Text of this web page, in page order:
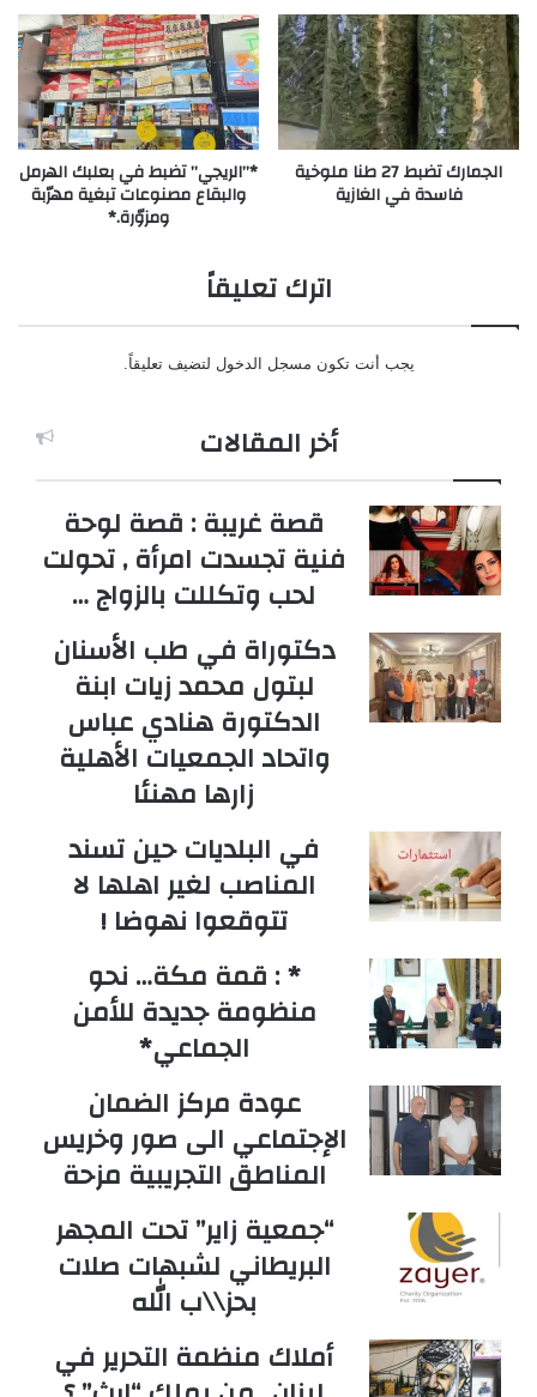
الجمارك تضبط 27 طنا ملوخية
فاسدة في الغازية
*”الريجي” تضبط في بعلبك الهرمل
والبقاع مصنوعات تبغية مهرّبة
ومزوّرة.*
اترك تعليقاً
يجب أنت تكون مسجل الدخول لتضيف تعليقاً.
أخر المقالات
قصة غريبة : قصة لوحة
فنية تجسدت امرأة , تحولت
لحب وتكللت بالزواج …
دكتوراة في طب الأسنان
لبتول محمد زيات ابنة
الدكتورة هنادي عباس
واتحاد الجمعيات الأهلية
زارها مهنئا
في البلديات حين تسند
المناصب لغير اهلها لا
تتوقعوا نهوضا !
* : قمة مكة… نحو
منظومة جديدة للأمن
الجماعي*
عودة مركز الضمان
الإجتماعي الى صور وخريس
المناطق التجريبية مزحة
“جمعية زاير” تحت المجهر
البريطاني لشبهات صلات
بحز\\ب الله
أملاك منظمة التحرير في